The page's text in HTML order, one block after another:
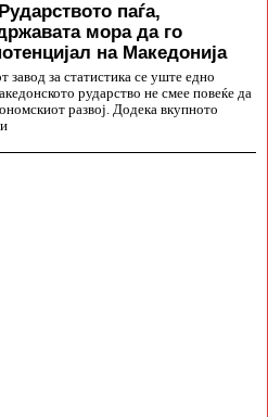
паѓа,
мора да го
на Македонија
за статистика се уште едно
рударство не смее повеќе да
развој. Додека вкупното